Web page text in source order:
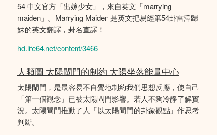
54 中文官方「出嫁少女」，來自英文「marrying
maiden」。Marrying Maiden 是英文把易經第54卦雷澤歸
妹的英文翻譯，卦名直譯！
hd.life64.net/content/3466
人類圖 太陽閘門的制約 大陽坐落能量中心
太陽閘門，是最容易不自覺地制約我們思想反應，使自己
「第一個觀念」已被太陽閘門影響。若人不夠冷靜了解實
況。太陽閘門推動了人「以太陽閘門的卦象觀點」作思考
判斷。